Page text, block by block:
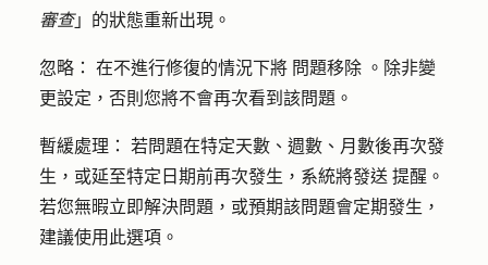
審查」的狀態重新出現。
忽略： 在不進行修復的情況下將 問題移除 。除非變
更設定，否則您將不會再次看到該問題。
暫緩處理： 若問題在特定天數、週數、月數後再次發
生，或延至特定日期前再次發生 ，系統將發送 提醒。
若您無暇立即解決問題，或預期該問題會定期發生，
建議使用此選項。